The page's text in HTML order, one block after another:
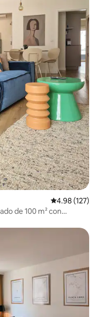
Calificación
4.98 (127)
de 100 m² con